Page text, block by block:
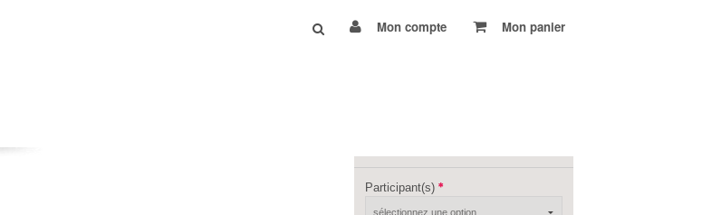
Mon compte Mon panier
Participant(s)